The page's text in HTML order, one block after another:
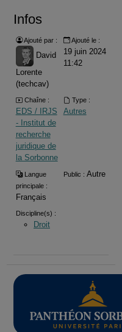
Infos
Ajouté par :
David
Lorente
(techcav)
Ajouté le :
19 juin 2024
11:42
Chaîne :
EDS / IRJS
- Institut de
recherche
juridique de
la Sorbonne
Type :
Autres
Langue
principale :
Français
Public : Autre
Discipline(s) :
Droit